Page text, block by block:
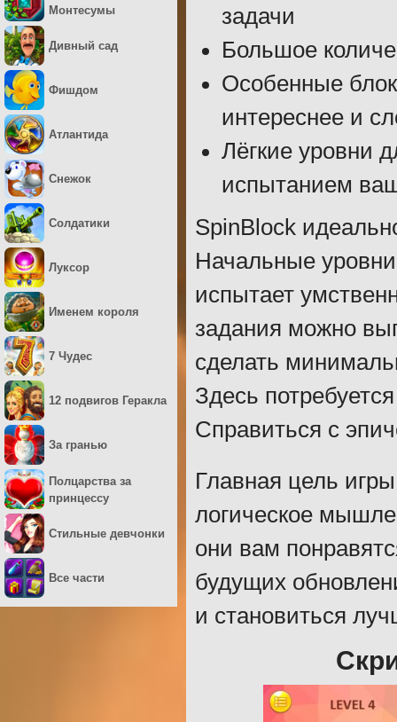
задачи
Большое
Особенные
интереснее и
Лёгкие уровни
испытанием
SpinBlock
Начальные
испытает
задания можно
сделать
Здесь
Справиться с
Главная цель
логическое
они вам
будущих
и становиться
Монтесумы
Дивный сад
Фишдом
Атлантида
Снежок
Солдатики
Луксор
Именем короля
7 Чудес
12 подвигов Геракла
За гранью
Полцарства за
принцессу
Стильные девчонки
Все части